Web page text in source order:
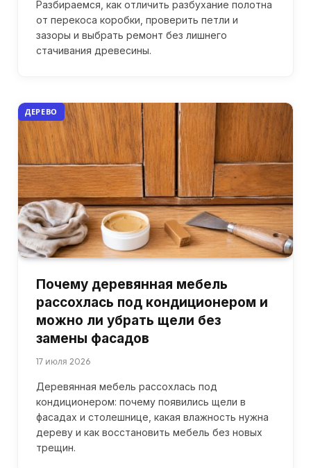
Разбираемся, как отличить разбухание полотна
от перекоса коробки, проверить петли и
зазоры и выбрать ремонт без лишнего
стачивания древесины.
ДЕРЕВО
Почему деревянная мебель
рассохлась под кондиционером и
можно ли убрать щели без
замены фасадов
17 июля 2026
Деревянная мебель рассохлась под
кондиционером: почему появились щели в
фасадах и столешнице, какая влажность нужна
дереву и как восстановить мебель без новых
трещин.